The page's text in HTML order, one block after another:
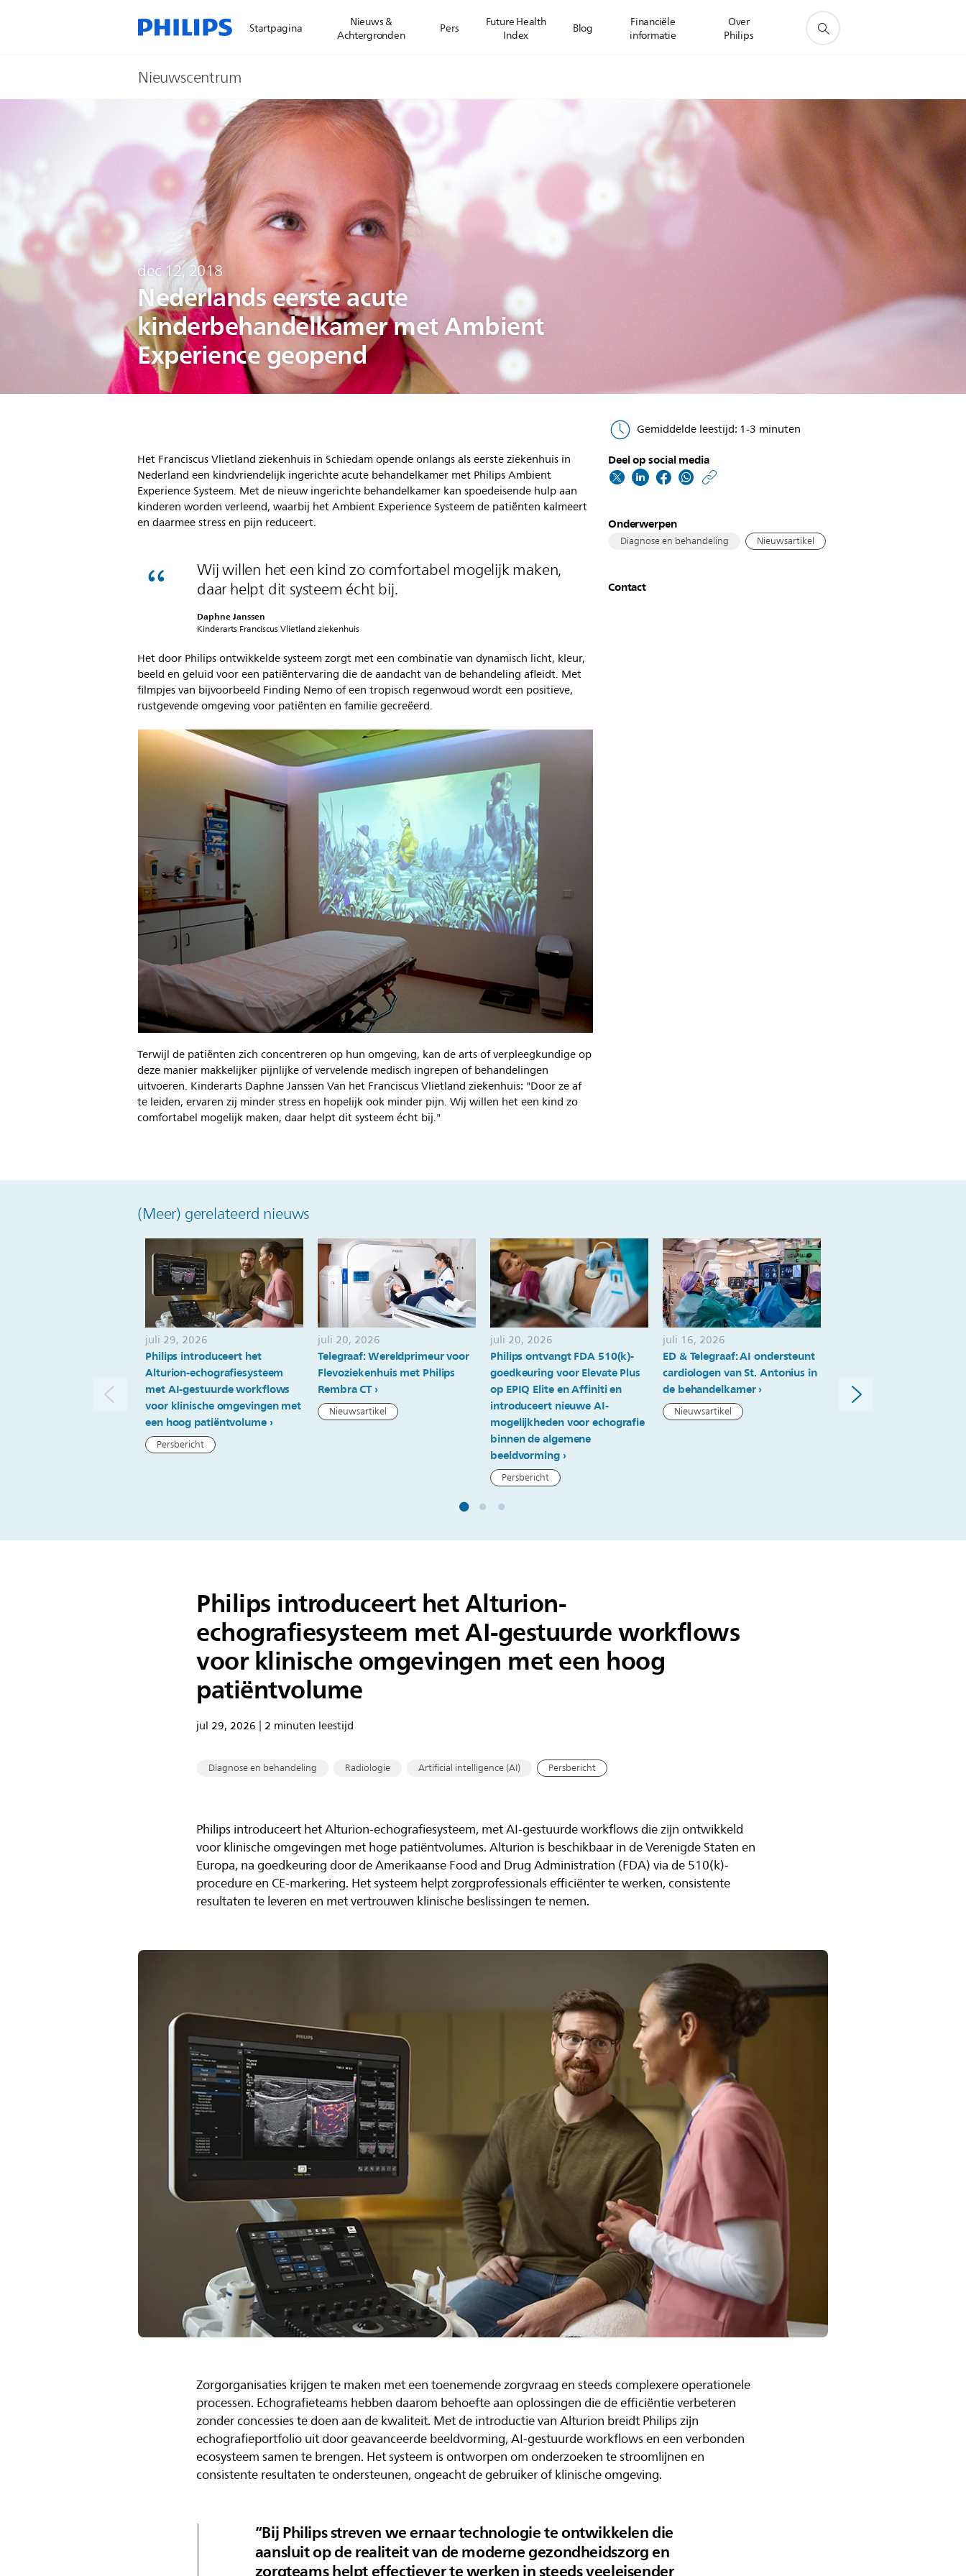
Startpagina
Nieuws &
Achtergronden
Pers
Future Health
Index
Blog
Financiële
informatie
Over
Philips
Nieuwscentrum
dec 12, 2018
Nederlands eerste acute
kinderbehandelkamer met Ambient
Experience geopend
Gemiddelde leestijd: 1-3 minuten
Het Franciscus Vlietland ziekenhuis in Schiedam opende onlangs als eerste ziekenhuis in
Nederland een kindvriendelijk ingerichte acute behandelkamer met Philips Ambient
Experience Systeem. Met de nieuw ingerichte behandelkamer kan spoedeisende hulp aan
kinderen worden verleend, waarbij het Ambient Experience Systeem de patiënten kalmeert
en daarmee stress en pijn reduceert.
Wij willen het een kind zo comfortabel mogelijk maken,
daar helpt dit systeem écht bij.
Daphne Janssen
Kinderarts Franciscus Vlietland ziekenhuis
Het door Philips ontwikkelde systeem zorgt met een combinatie van dynamisch licht, kleur,
beeld en geluid voor een patiëntervaring die de aandacht van de behandeling afleidt. Met
filmpjes van bijvoorbeeld Finding Nemo of een tropisch regenwoud wordt een positieve,
rustgevende omgeving voor patiënten en familie gecreëerd.
Terwijl de patiënten zich concentreren op hun omgeving, kan de arts of verpleegkundige op
deze manier makkelijker pijnlijke of vervelende medisch ingrepen of behandelingen
uitvoeren. Kinderarts Daphne Janssen Van het Franciscus Vlietland ziekenhuis: "Door ze af
te leiden, ervaren zij minder stress en hopelijk ook minder pijn. Wij willen het een kind zo
comfortabel mogelijk maken, daar helpt dit systeem écht bij."
Deel op social media
nederlands-
eerste-
Onderwerpen
Diagnose en behandeling Nieuwsartikel
Contact
(Meer) gerelateerd nieuws
juli 29, 2026
Philips introduceert het
Alturion-echografiesysteem
met AI-gestuurde workflows
voor klinische omgevingen met
een hoog patiëntvolume
Persbericht
juli 20, 2026
Telegraaf: Wereldprimeur voor
Flevoziekenhuis met Philips
Rembra CT
Nieuwsartikel
juli 20, 2026
Philips ontvangt FDA 510(k)-
goedkeuring voor Elevate Plus
op EPIQ Elite en Affiniti en
introduceert nieuwe AI-
mogelijkheden voor echografie
binnen de algemene
beeldvorming
Persbericht
juli 16, 2026
ED & Telegraaf: AI ondersteunt
cardiologen van St. Antonius in
de behandelkamer
Nieuwsartikel
Philips CT-scanner in
Philips introduceert het Alturion-
echografiesysteem met AI-gestuurde workflows
voor klinische omgevingen met een hoog
patiëntvolume
jul 29, 2026 | 2 minuten leestijd
Diagnose en behandeling Radiologie Artificial intelligence (AI) Persbericht
Philips introduceert het Alturion-echografiesysteem, met AI-gestuurde workflows die zijn ontwikkeld
voor klinische omgevingen met hoge patiëntvolumes. Alturion is beschikbaar in de Verenigde Staten en
Europa, na goedkeuring door de Amerikaanse Food and Drug Administration (FDA) via de 510(k)-
procedure en CE-markering. Het systeem helpt zorgprofessionals efficiënter te werken, consistente
resultaten te leveren en met vertrouwen klinische beslissingen te nemen.
Zorgorganisaties krijgen te maken met een toenemende zorgvraag en steeds complexere operationele
processen. Echografieteams hebben daarom behoefte aan oplossingen die de efficiëntie verbeteren
zonder concessies te doen aan de kwaliteit. Met de introductie van Alturion breidt Philips zijn
echografieportfolio uit door geavanceerde beeldvorming, AI-gestuurde workflows en een verbonden
ecosysteem samen te brengen. Het systeem is ontworpen om onderzoeken te stroomlijnen en
consistente resultaten te ondersteunen, ongeacht de gebruiker of klinische omgeving.
Bij Philips streven we ernaar technologie te ontwikkelen die
aansluit op de realiteit van de moderne gezondheidszorg en